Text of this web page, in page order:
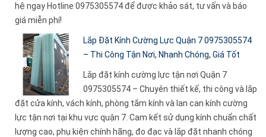
hệ ngay Hotline 0975305574 để được khảo sát, tư vấn và báo
giá miễn phí!
Lắp Đặt Kính Cường Lực Quận 7 0975305574
– Thi Công Tận Nơi, Nhanh Chóng, Giá Tốt
Lắp đặt kính cường lực tận nơi Quận 7
0975305574 – Chuyên thiết kế, thi công và lắp
đặt cửa kính, vách kính, phòng tắm kính và lan can kính cường
lực tận nơi tại khu vực quận 7. Cam kết sử dụng kính chuẩn chất
lượng cao, phụ kiện chính hãng, đo đạc và lắp đặt nhanh chóng